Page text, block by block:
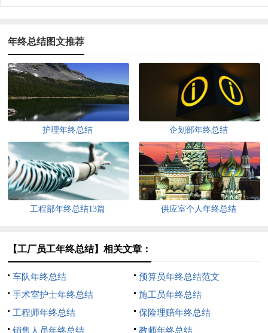
年终总结图文推荐
护理年终总结 企划部年终总结
工程部年终总结13篇 供应室个人年终总结
【工厂员工年终总结】相关文章：
车队年终总结
预算员年终总结范文
手术室护士年终总结
施工员年终总结
工程师年终总结
保险理赔年终总结
销售人员年终总结
教师年终总结